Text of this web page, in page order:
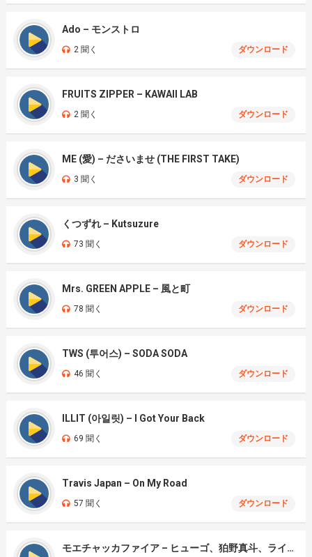
Ado – モンストロ
2 聞く ダウンロード
FRUITS ZIPPER – KAWAII LAB
2 聞く ダウンロード
ME (愛) – ださいませ (THE FIRST TAKE)
3 聞く ダウンロード
くつずれ – Kutsuzure
73 聞く ダウンロード
Mrs. GREEN APPLE – 風と町
78 聞く ダウンロード
TWS (투어스) – SODA SODA
46 聞く ダウンロード
ILLIT (아일릿) – I Got Your Back
69 聞く ダウンロード
Travis Japan – On My Road
57 聞く ダウンロード
モエチャッカファイア – ヒューゴ、狛野真斗、ライト、セヴェリアン (Cover )